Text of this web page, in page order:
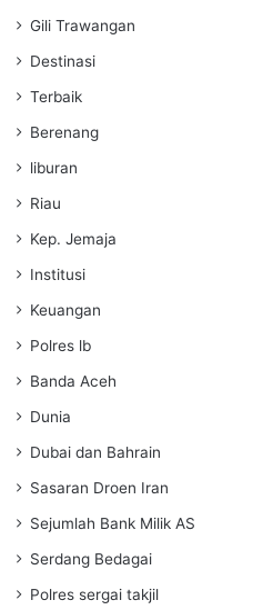
Gili Trawangan
Destinasi
Terbaik
Berenang
liburan
Riau
Kep. Jemaja
Institusi
Keuangan
Polres lb
Banda Aceh
Dunia
Dubai dan Bahrain
Sasaran Droen Iran
Sejumlah Bank Milik AS
Serdang Bedagai
Polres sergai takjil